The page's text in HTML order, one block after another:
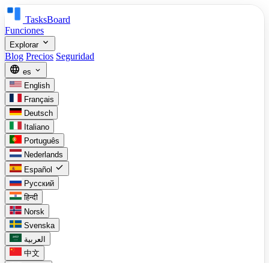
TasksBoard
Funciones
Explorar expand_more
Blog Precios Seguridad
language es expand_more
English
Français
Deutsch
Italiano
Português
Nederlands
Español check
Русский
हिन्दी
Norsk
Svenska
العربية
中文